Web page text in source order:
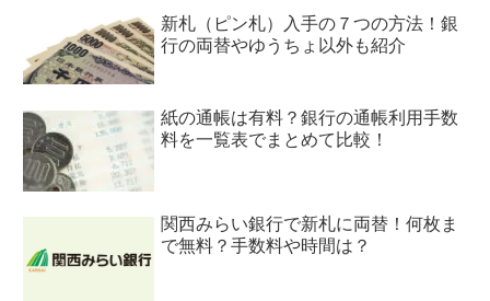
新札（ピン札）入手の７つの方法！銀
行の両替やゆうちょ以外も紹介
紙の通帳は有料？銀行の通帳利用手数
料を一覧表でまとめて比較！
関西みらい銀行で新札に両替！何枚ま
で無料？手数料や時間は？